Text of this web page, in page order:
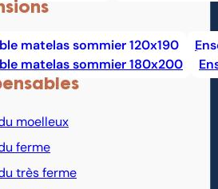
matelas sommier 120x190
matelas sommier 180x200
moelleux
ferme
très ferme